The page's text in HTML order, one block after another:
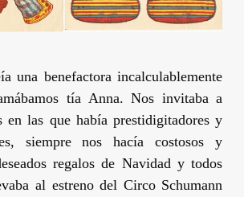
una benefactora incalculablemente
tía Anna. Nos invitaba a
en las que había prestidigitadores y
siempre nos hacía costosos y
regalos de Navidad y todos
al estreno del Circo Schumann